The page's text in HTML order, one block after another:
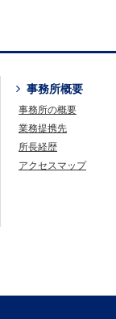
事務所概要
事務所の概要
業務提携先
所長経歴
アクセスマップ